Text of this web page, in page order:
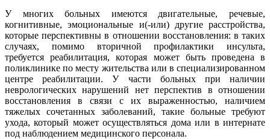
У многих больных имеются двигательные, речевые,
когнитивные, эмоциональные и(-или) другие расстройства,
которые перспективны в отношении восстановления: в таких
случаях, помимо вторичной профилактики инсульта,
требуется реабилитация, которая может быть проведена в
поликлинике по месту жительства или в специализированном
центре реабилитации. У части больных при наличии
неврологических нарушений нет перспектив в отношении
восстановления в связи с их выраженностью, наличием
тяжелых сочетанных заболеваний, такие больные требуют
ухода, который может осуществляться дома или в интернате
под наблюдением медицинского персонала.